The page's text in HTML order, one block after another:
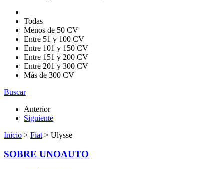
Todas
Menos de 50 CV
Entre 51 y 100 CV
Entre 101 y 150 CV
Entre 151 y 200 CV
Entre 201 y 300 CV
Más de 300 CV
Buscar
Anterior
Siguiente
Inicio > Fiat > Ulysse
SOBRE UNOAUTO